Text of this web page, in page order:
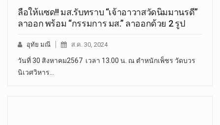
ลือให้แซด!! มส.รับทราบ “เจ้าอาวาสวัดนิมมานรดี”
ลาออก พร้อม “กรรมการ มส.” ลาออกด้วย 2 รูป
อุทัย มณี ส.ค. 30, 2024
วันที่ 30 สิงหาคม2567 เวลา 13.00 น. ณ ตำหนักเพ็ชร วัดบวร
นิเวศวิหาร…